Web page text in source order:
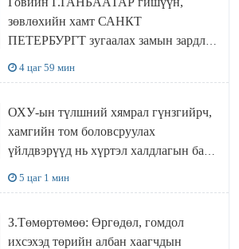
зөвлөхийн хамт САНКТ
ПЕТЕРБУРГТ зугаалах замын зардлаа
4 цаг 59 мин
ОХУ-ын түлшний хямрал гүнзгийрч,
хамгийн том боловсруулах
үйлдвэрүүд нь хүртэл халдлагын бай
5 цаг 1 мин
З.Төмөртөмөө: Өргөдөл, гомдол
ихсэхэд төрийн албан хаагчдын